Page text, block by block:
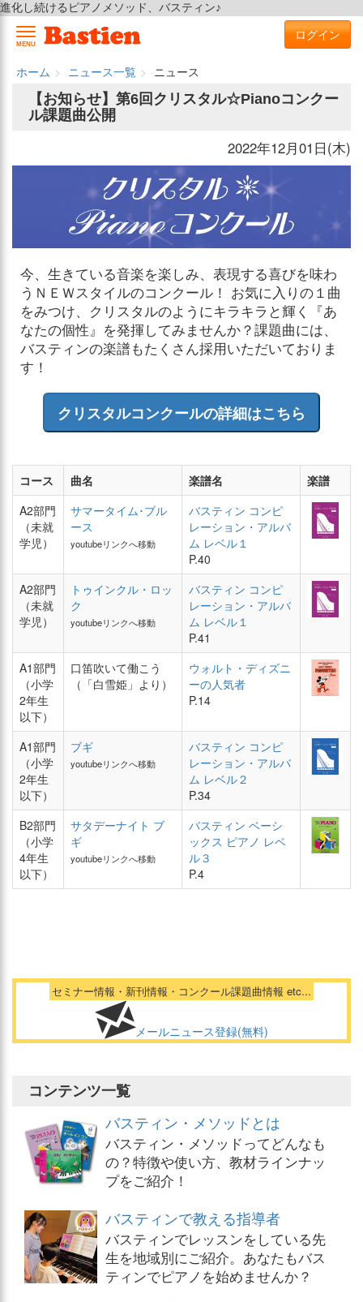
進化し続けるピアノメソッド、バスティン♪
MENU
ログイン
ホーム ニュース一覧
ニュース
【お知らせ】第6回クリスタル☆Pianoコンクー
ル課題曲公開
2022年12月01日(木)
今、生きている音楽を楽しみ、表現する喜びを味わ
うＮＥＷスタイルのコンクール！ お気に入りの１曲
をみつけ、クリスタルのようにキラキラと輝く『あ
なたの個性』を発揮してみませんか？課題曲には、
バスティンの楽譜もたくさん採用いただいておりま
す！
クリスタルコンクールの詳細はこちら
コース 曲名 楽譜名
楽譜
A2部門
（未就
学児）
サマータイム･ブル
ース
youtubeリンクへ移動
バスティン コンピ
レーション・アルバ
ム レベル１
P.40
A2部門
（未就
学児）
トゥインクル・ロッ
ク
youtubeリンクへ移動
バスティン コンピ
レーション・アルバ
ム レベル１
P.41
A1部門
（小学
2年生
以下）
口笛吹いて働こう
（「白雪姫」より）
ウォルト・ディズニ
ーの人気者
P.14
A1部門
（小学
2年生
以下）
ブギ
youtubeリンクへ移動
バスティン コンピ
レーション・アルバ
ム レベル２
P.34
B2部門
（小学
4年生
以下）
サタデーナイト ブ
ギ
youtubeリンクへ移動
バスティン ベーシ
ックス ピアノ レベ
ル３
P.4
セミナー情報・新刊情報・コンクール課題曲情報 etc...
メールニュース登録(無料)
コンテンツ一覧
バスティン・メソッドとは
バスティン・メソッドってどんなも
の？特徴や使い方、教材ラインナッ
プをご紹介！
バスティンで教える指導者
バスティンでレッスンをしている先
生を地域別にご紹介。あなたもバス
ティンでピアノを始めませんか？